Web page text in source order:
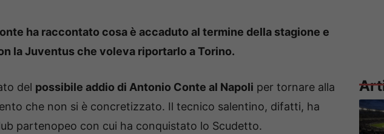
ha raccontato cosa è accaduto al termine della stagione e
la Juventus che voleva riportarlo a Torino.
del possibile addio di Antonio Conte al Napoli per tornare alla
che non si è concretizzato. Il tecnico salentino, difatti, ha
partenopeo con cui ha conquistato lo Scudetto.